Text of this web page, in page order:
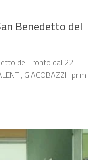
Benedetto del
del Tronto dal 22
GIACOBAZZI I primi